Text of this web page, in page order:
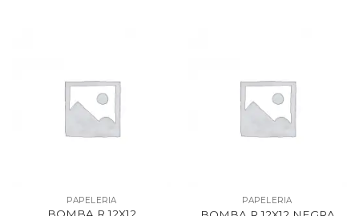
PAPELERIA PAPELERIA